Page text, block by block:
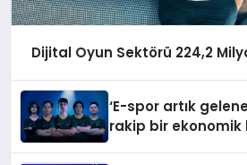
Dijital Oyun Sektörü 224,2
‘E-spor artık
rakip bir ekonomik